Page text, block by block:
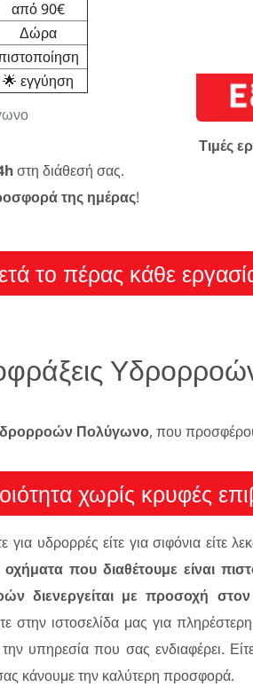
από 90€
Δώρα
🌟 εγγύηση
στη διάθεσή σας.
της ημέρας!
Τιμές
το πέρας κάθε
Πολύγωνο, που
χωρίς κρυφές
για υδρορρές είτε για σιφόνια είτε
που διαθέτουμε είναι
διενεργείται με προσοχή
στην ιστοσελίδα μας για
υπηρεσία που σας ενδιαφέρει.
κάνουμε την καλύτερη προσφορά.